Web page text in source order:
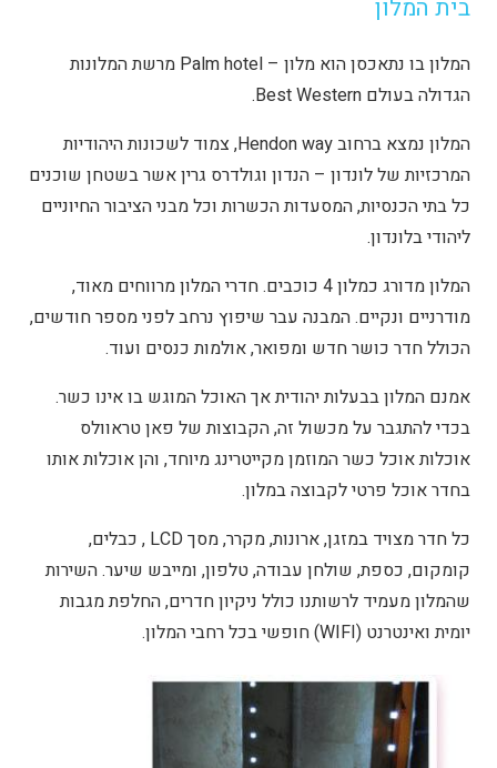
בית המלון
המלון בו נתאכסן הוא מלון – Palm hotel מרשת המלונות
הגדולה בעולם Best Western.
המלון נמצא ברחוב Hendon way, צמוד לשכונות היהודיות
המרכזיות של לונדון – הנדון וגולדרס גרין אשר בשטחן שוכנים
כל בתי הכנסיות, המסעדות הכשרות וכל מבני הציבור החיוניים
ליהודי בלונדון.
המלון מדורג כמלון 4 כוכבים. חדרי המלון מרווחים מאוד,
מודרניים ונקיים. המבנה עבר שיפוץ נרחב לפני מספר חודשים,
הכולל חדר כושר חדש ומפואר, אולמות כנסים ועוד.
אמנם המלון בבעלות יהודית אך האוכל המוגש בו אינו כשר.
בכדי להתגבר על מכשול זה, הקבוצות של פאן טראוולס
אוכלות אוכל כשר המוזמן מקייטרינג מיוחד, והן אוכלות אותו
בחדר אוכל פרטי לקבוצה במלון.
כל חדר מצויד במזגן, ארונות, מקרר, מסך LCD , כבלים,
קומקום, כספת, שולחן עבודה, טלפון, ומייבש שיער. השירות
שהמלון מעמיד לרשותנו כולל ניקיון חדרים, החלפת מגבות
יומית ואינטרנט (WIFI) חופשי בכל רחבי המלון.